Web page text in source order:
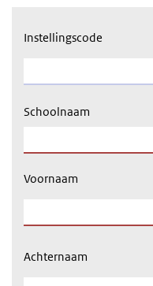
Instellingscode
Schoolnaam
Voornaam
Achternaam